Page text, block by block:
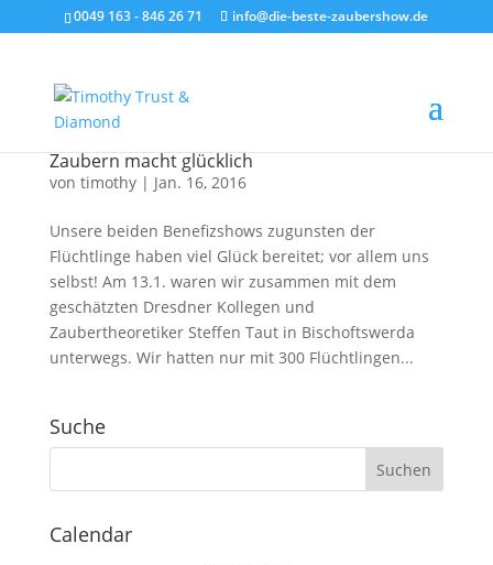
0049 163 - 846 26 71 info@die-beste-zaubershow.de
Zaubern macht glücklich
von timothy| Jan. 16, 2016
Unsere beiden Benefizshows zugunsten der
Flüchtlinge haben viel Glück bereitet; vor allem uns
selbst! Am 13.1. waren wir zusammen mit dem
geschätzten Dresdner Kollegen und
Zaubertheoretiker Steffen Taut in Bischoftswerda
unterwegs. Wir hatten nur mit 300 Flüchtlingen...
Suche
Calendar